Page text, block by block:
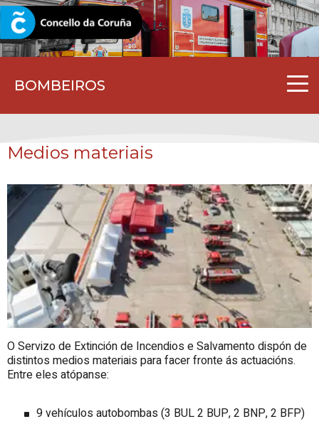
BOMBEIROS
CORUNA.GAL
Medios materiais
O Servizo de Extinción de Incendios e Salvamento dispón de
distintos medios materiais para facer fronte ás actuacións.
Entre eles atópanse:
9 vehículos autobombas (3 BUL 2 BUP, 2 BNP, 2 BFP)